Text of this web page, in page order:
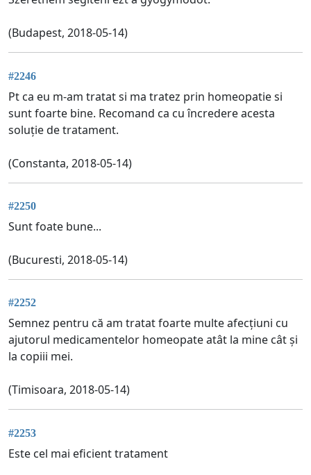
(Budapest, 2018-05-14)
#2246
Pt ca eu m-am tratat si ma tratez prin homeopatie si
sunt foarte bine. Recomand ca cu încredere acesta
soluție de tratament.
(Constanta, 2018-05-14)
#2250
Sunt foate bune...
(Bucuresti, 2018-05-14)
#2252
Semnez pentru că am tratat foarte multe afecțiuni cu
ajutorul medicamentelor homeopate atât la mine cât și
la copiii mei.
(Timisoara, 2018-05-14)
#2253
Este cel mai eficient tratament